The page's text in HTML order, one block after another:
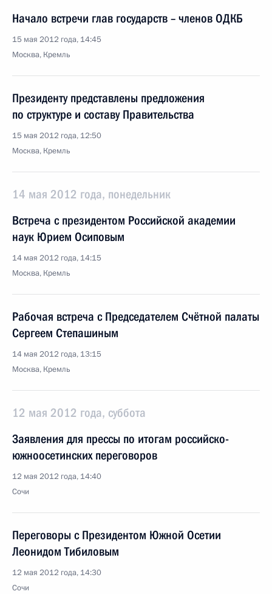
Начало встречи глав государств – членов ОДКБ
15 мая 2012 года, 14:45
Москва, Кремль
Президенту представлены предложения
по структуре и составу Правительства
15 мая 2012 года, 12:50
Москва, Кремль
14 мая 2012 года, понедельник
Встреча с президентом Российской академии
наук Юрием Осиповым
14 мая 2012 года, 14:15
Москва, Кремль
Рабочая встреча с Председателем Счётной палаты
Сергеем Степашиным
14 мая 2012 года, 13:15
Москва, Кремль
12 мая 2012 года, суббота
Заявления для прессы по итогам российско-
южноосетинских переговоров
12 мая 2012 года, 14:40
Сочи
Переговоры с Президентом Южной Осетии
Леонидом Тибиловым
12 мая 2012 года, 14:30
Сочи